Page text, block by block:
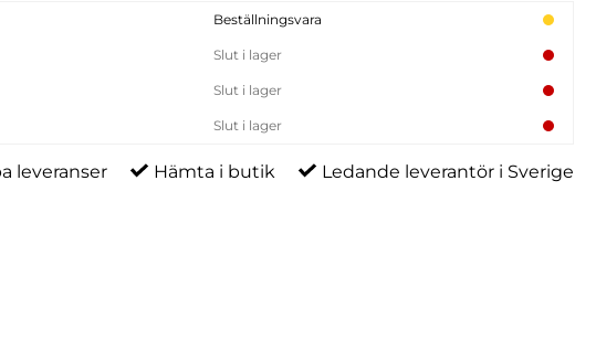
Beställningsvara
Slut i lager
Slut i lager
Slut i lager
leveranser Hämta i butik Ledande leverantör i Sverige